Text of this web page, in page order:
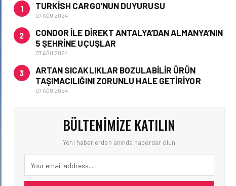
1 TURKISH CARGO’NUN DUYURUSU
07 AĞU 2024
2
CONDOR ILE DIREKT ANTALYA’DAN ALMANYA’NIN
5 ŞEHRINE UÇUŞLAR
07 AĞU 2024
3
ARTAN SICAKLIKLAR BOZULABILIR ÜRÜN
TAŞIMACILIĞINI ZORUNLU HALE GETIRIYOR
07 AĞU 2024
BÜLTENIMIZE KATILIN
Yeni haberlerden anında haberdar olun